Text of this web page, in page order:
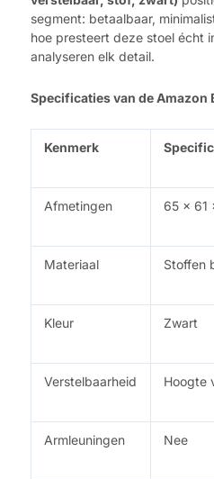
segment: betaalbaar,
hoe presteert deze stoel écht
analyseren elk detail.
Specificaties van de Amazon
Kenmerk
Afmetingen 65 x 61
Materiaal Stoffen
Kleur Zwart
Verstelbaarheid Hoogte
Armleuningen Nee